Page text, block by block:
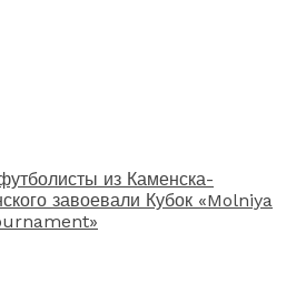
из Каменска-
завоевали Кубок «Molniya